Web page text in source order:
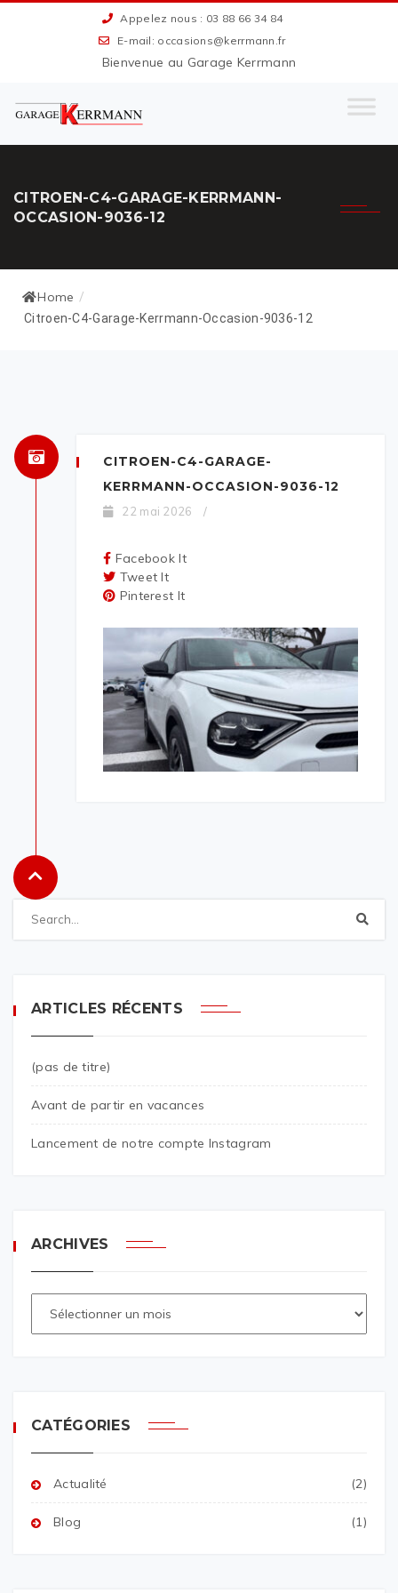
Appelez nous : 03 88 66 34 84
E-mail: occasions@kerrmann.fr
Bienvenue au Garage Kerrmann
CITROEN-C4-GARAGE-KERRMANN-
OCCASION-9036-12
Home /
Citroen-C4-Garage-Kerrmann-Occasion-9036-12
CITROEN-C4-GARAGE-
KERRMANN-OCCASION-9036-12
22 mai 2026 /
Facebook It
Tweet It
Pinterest It
ARTICLES RÉCENTS
(pas de titre)
Avant de partir en vacances
Lancement de notre compte Instagram
ARCHIVES
CATÉGORIES
Actualité (2)
Blog (1)